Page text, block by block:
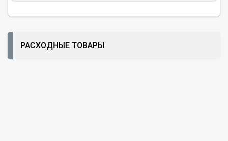
РАСХОДНЫЕ ТОВАРЫ